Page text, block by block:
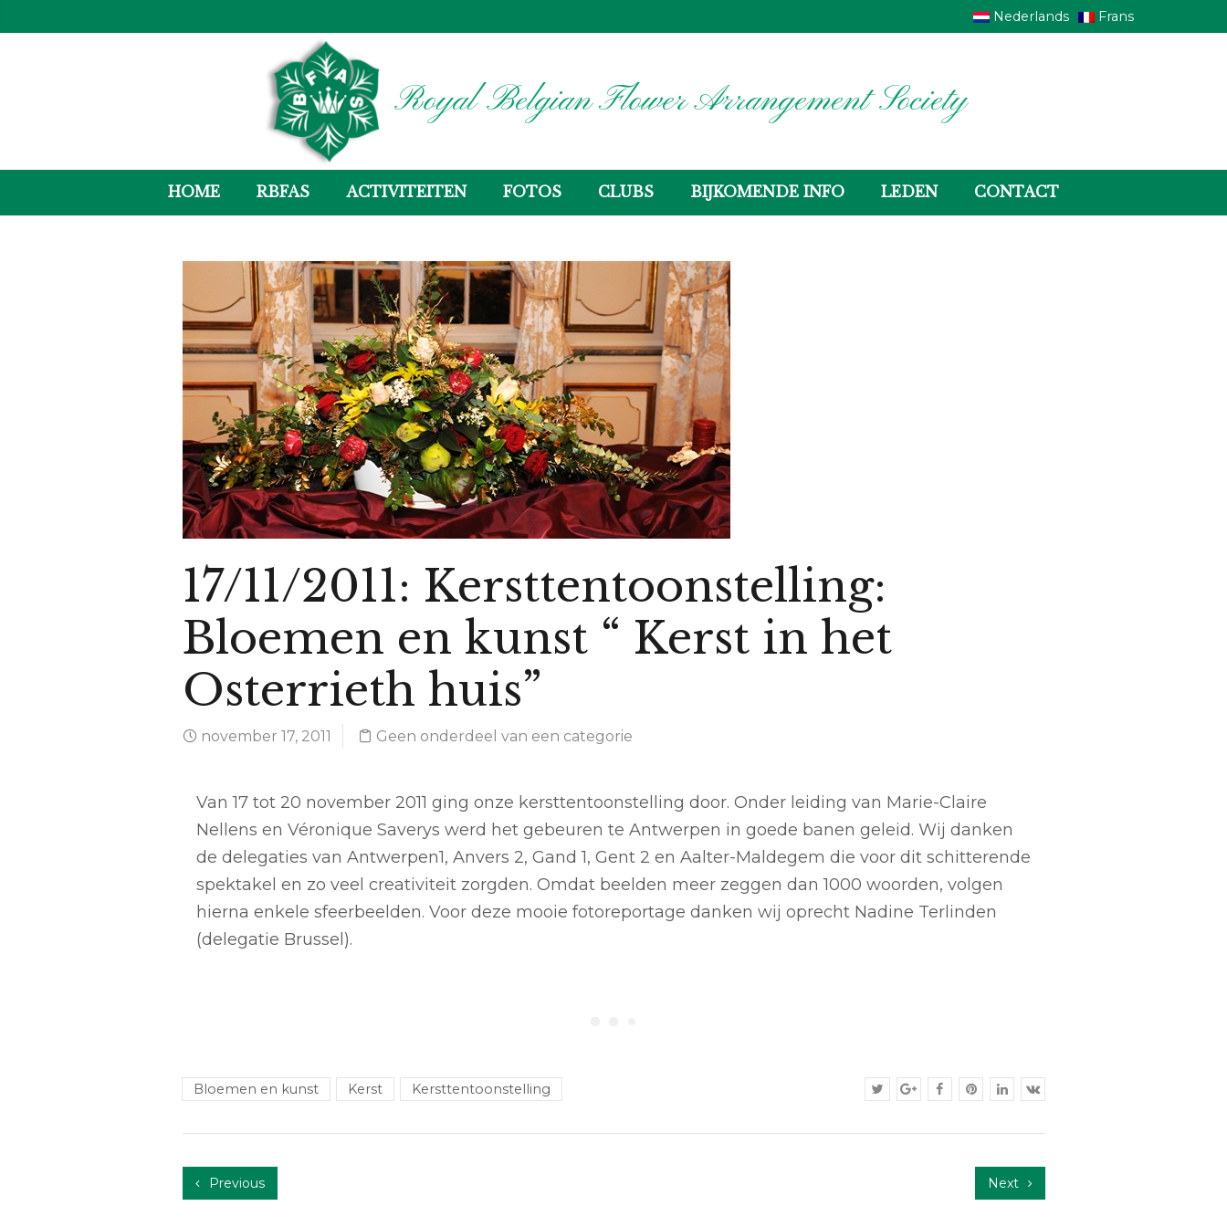
Nederlands Frans
Royal Belgian Flower Arrangement Society
HOME RBFAS ACTIVITEITEN FOTOS CLUBS BIJKOMENDE INFO LEDEN CONTACT
17/11/2011: Kersttentoonstelling:
Bloemen en kunst “ Kerst in het
Osterrieth huis”
november 17, 2011 Geen onderdeel van een categorie
Van 17 tot 20 november 2011 ging onze kersttentoonstelling door. Onder leiding van Marie-Claire
Nellens en Véronique Saverys werd het gebeuren te Antwerpen in goede banen geleid. Wij danken
de delegaties van Antwerpen1, Anvers 2, Gand 1, Gent 2 en Aalter-Maldegem die voor dit schitterende
spektakel en zo veel creativiteit zorgden. Omdat beelden meer zeggen dan 1000 woorden, volgen
hierna enkele sfeerbeelden. Voor deze mooie fotoreportage danken wij oprecht Nadine Terlinden
(delegatie Brussel).
Bloemen en kunst Kerst Kersttentoonstelling
Previous Next